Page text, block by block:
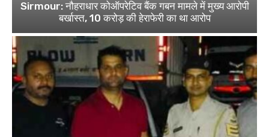
Sirmour: नौहराधार कोऑपरेटिव बैंक गबन मामले में मुख्य आरोपी
बर्खास्त, 10 करोड़ की हेराफेरी का था आरोप